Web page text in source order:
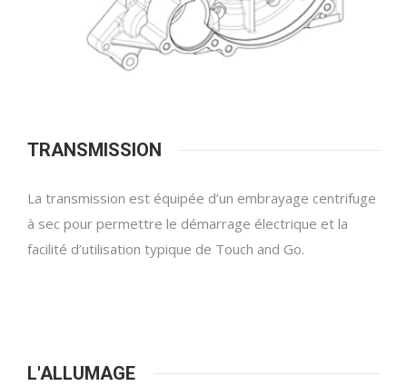
TRANSMISSION
La transmission est équipée d’un embrayage centrifuge
à sec pour permettre le démarrage électrique et la
facilité d’utilisation typique de Touch and Go.
L'ALLUMAGE